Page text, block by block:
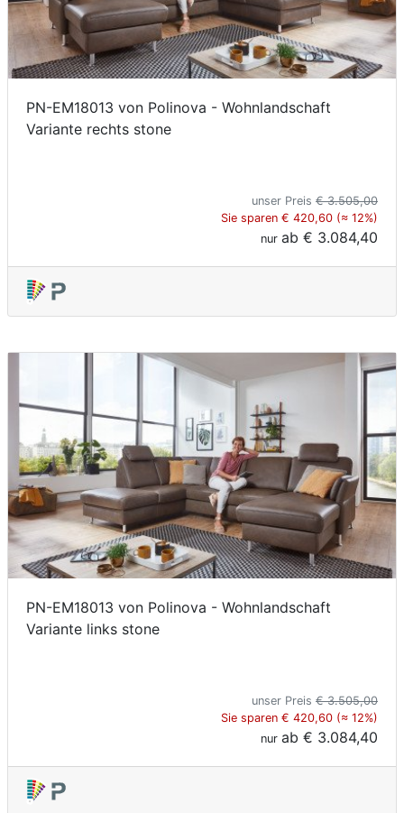
PN-EM18013 von Polinova - Wohnlandschaft
Variante rechts stone
unser Preis € 3.505,00
Sie sparen € 420,60 (≈ 12%)
nur ab € 3.084,40
PN-EM18013 von Polinova - Wohnlandschaft
Variante links stone
unser Preis € 3.505,00
Sie sparen € 420,60 (≈ 12%)
nur ab € 3.084,40